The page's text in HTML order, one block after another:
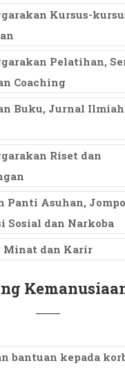
Kursus-
Pelatihan,
Coaching
Buku, Jurnal Ilmiah
Riset dan
Panti Asuhan,
Sosial dan Narkoba
Minat dan Karir
bantuan kepada